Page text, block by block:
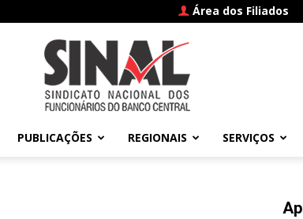
Área dos Filiados
PUBLICAÇÕES REGIONAIS SERVIÇOS